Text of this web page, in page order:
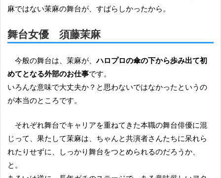
麻ではない茉麻の舞台が、すばらしかったから。
舞台女優 須藤茉麻
今般の舞台は、茉麻が、ハロプロの傘の下から歩み出て初
めてとなる外部のお仕事です。
いろんな意味で大丈夫か？と思わないではなかったというの
が本当のところです。
それぞれ舞台でキャリアを重ねてきた本職の舞台俳優に混
じって、果たして茉麻は、ちゃんと共演者さんたちに呆れら
れたりせずに、しっかり舞台をつとめられるのだろうか、
と。